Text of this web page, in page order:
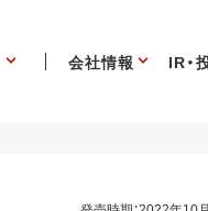
会社情報 IR・